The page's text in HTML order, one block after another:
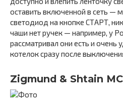
оставить включенной в сеть —
светодиод на кнопке СТАРТ,
чаши нет ручек — например, у
рассматривал они есть и очень
котелок сразу после
Zigmund & Shtain